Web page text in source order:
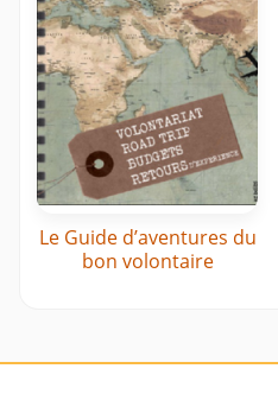
Le Guide d’aventures du
bon volontaire